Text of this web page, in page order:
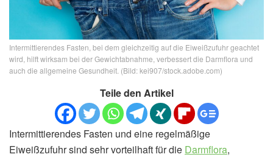
Intermittierendes Fasten, bei dem gleichzeitig auf die Eiweißzufuhr geachtet
wird, hilft wirksam bei der Gewichtabnahme, verbessert die Darmflora und
auch die allgemeine Gesundheit. (Bild: kei907/stock.adobe.com)
Teile den Artikel
Intermittierendes Fasten und eine regelmäßige
Eiweißzufuhr sind sehr vorteilhaft für die Darmflora,